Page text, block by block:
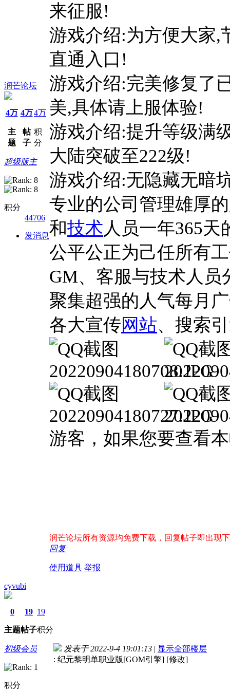
润芒论坛
4万
主
题
4万
帖
子
4万
积
分
超级版主
积分
44706
发消息
来征服!
游戏介绍:为方便大家,
直通入口!
游戏介绍:完美修复了
美,具体请上服体验!
游戏介绍:提升等级满
大陆突破至222级!
游戏介绍:无隐藏无暗
专业的公司管理雄厚
和技术人员一年365
公平公正为己任所有
GM、客服与技术人
聚集超强的人气每月
各大宣传网站、搜索
游客，如果您要查看
润芒论坛所有资源均免费下载，回复帖子即出现
回复
使用道具 举报
cyvubi
0
主题
19
帖子
19
积分
初级会员
积分
发表于 2022-9-4 19:01:13 | 显示全部楼层
: 纪元黎明单职业版[GOM引擎] [修改]